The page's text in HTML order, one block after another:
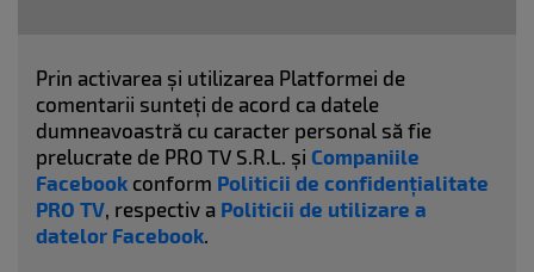
Prin activarea și utilizarea Platformei de
comentarii sunteți de acord ca datele
dumneavoastră cu caracter personal să fie
prelucrate de PRO TV S.R.L. și Companiile
Facebook conform Politicii de confidențialitate
PRO TV, respectiv a Politicii de utilizare a
datelor Facebook.